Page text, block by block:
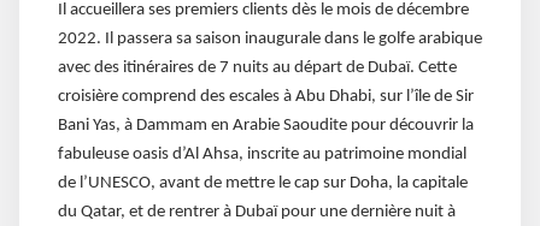
Il accueillera ses premiers clients dès le mois de décembre
2022. Il passera sa saison inaugurale dans le golfe arabique
avec des itinéraires de 7 nuits au départ de Dubaï. Cette
croisière comprend des escales à Abu Dhabi, sur l’île de Sir
Bani Yas, à Dammam en Arabie Saoudite pour découvrir la
fabuleuse oasis d’Al Ahsa, inscrite au patrimoine mondial
de l’UNESCO, avant de mettre le cap sur Doha, la capitale
du Qatar, et de rentrer à Dubaï pour une dernière nuit à